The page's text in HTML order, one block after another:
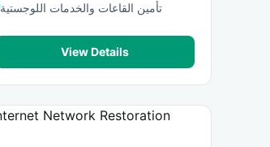
تأمين القاعات والخدمات اللوجستية
View Details